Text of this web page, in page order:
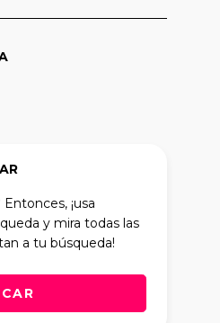
¡usa
y mira todas las
a tu búsqueda!